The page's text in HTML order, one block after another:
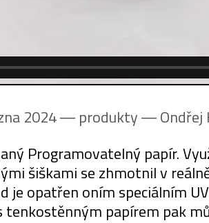
2024 ― produkty ―Ondřej
Programovatelný papír.
šiškami se zhmotnil v
je opatřen oním speciálním
tenkostěnným papírem pak